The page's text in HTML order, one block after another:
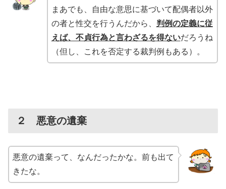
まあでも、自由な意思に基づいて配偶者以外
の者と性交を行うんだから、 判例の定義に従
えば、不貞行為と言わざるを得ないだろうね
（但し、これを否定する裁判例もある）。
２ 悪意の遺棄
悪意の遺棄って、なんだったかな。前も出て
きたな。